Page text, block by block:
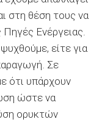
στη θέση τους να
Ενέργειας.
είτε για
Σε
ότι υπάρχουν
ώστε να
ορυκτών